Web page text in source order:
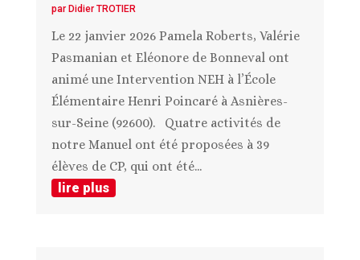
par Didier TROTIER
Le 22 janvier 2026 Pamela Roberts, Valérie
Pasmanian et Eléonore de Bonneval ont
animé une Intervention NEH à l’École
Élémentaire Henri Poincaré à Asnières-
sur-Seine (92600). Quatre activités de
notre Manuel ont été proposées à 39
élèves de CP, qui ont été...
lire plus